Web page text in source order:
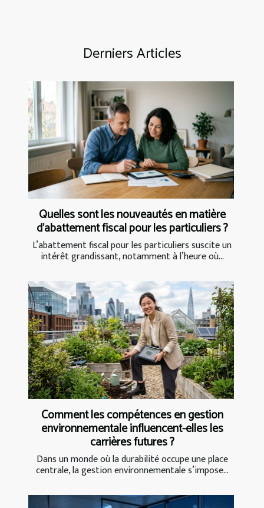
Derniers Articles
Quelles sont les nouveautés en matière
d'abattement fiscal pour les particuliers ?
L’abattement fiscal pour les particuliers suscite un
intérêt grandissant, notamment à l’heure où...
Comment les compétences en gestion
environnementale influencent-elles les
carrières futures ?
Dans un monde où la durabilité occupe une place
centrale, la gestion environnementale s’impose...